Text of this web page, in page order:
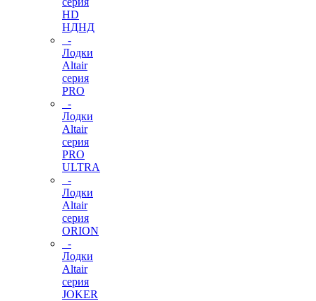
HD
НДНД
-
Лодки
Altair
серия
PRO
-
Лодки
Altair
серия
PRO
ULTRA
-
Лодки
Altair
серия
ORION
-
Лодки
Altair
серия
JOKER